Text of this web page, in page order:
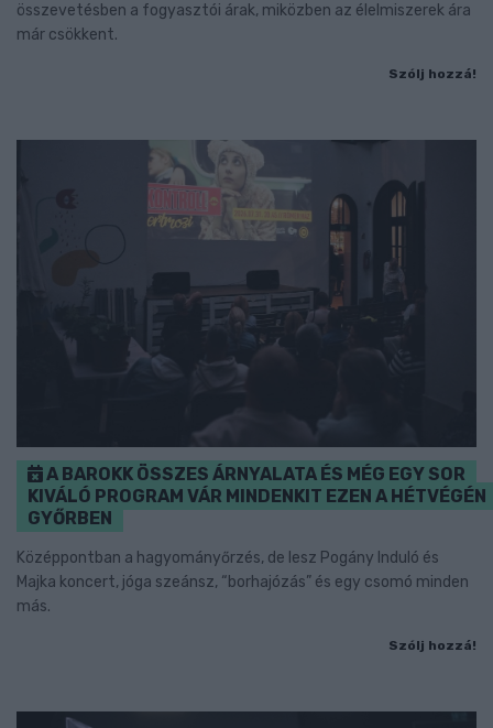
összevetésben a fogyasztói árak, miközben az élelmiszerek ára
már csökkent.
Szólj hozzá!
A BAROKK ÖSSZES ÁRNYALATA ÉS MÉG EGY SOR
KIVÁLÓ PROGRAM VÁR MINDENKIT EZEN A HÉTVÉGÉN
GYŐRBEN
Középpontban a hagyományőrzés, de lesz Pogány Induló és
Majka koncert, jóga szeánsz, “borhajózás” és egy csomó minden
más.
Szólj hozzá!